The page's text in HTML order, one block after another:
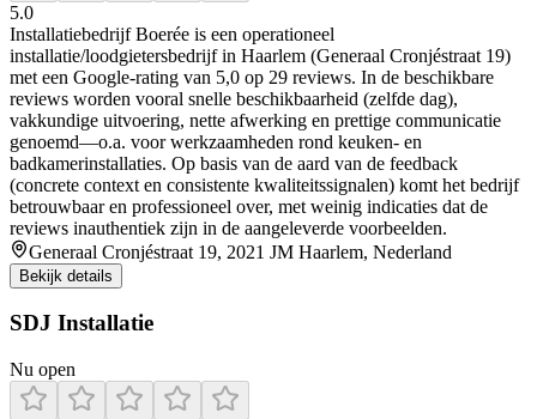
5.0
Installatiebedrijf Boerée is een operationeel
installatie/loodgietersbedrijf in Haarlem (Generaal Cronjéstraat 19)
met een Google-rating van 5,0 op 29 reviews. In de beschikbare
reviews worden vooral snelle beschikbaarheid (zelfde dag),
vakkundige uitvoering, nette afwerking en prettige communicatie
genoemd—o.a. voor werkzaamheden rond keuken- en
badkamerinstallaties. Op basis van de aard van de feedback
(concrete context en consistente kwaliteitssignalen) komt het bedrijf
betrouwbaar en professioneel over, met weinig indicaties dat de
reviews inauthentiek zijn in de aangeleverde voorbeelden.
Generaal Cronjéstraat 19, 2021 JM Haarlem, Nederland
Bekijk details
SDJ Installatie
Nu open